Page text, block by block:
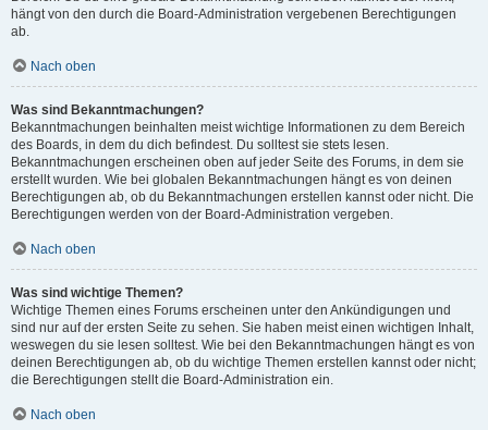
hängt von den durch die Board-Administration vergebenen Berechtigungen
ab.
Nach oben
Was sind Bekanntmachungen?
Bekanntmachungen beinhalten meist wichtige Informationen zu dem Bereich
des Boards, in dem du dich befindest. Du solltest sie stets lesen.
Bekanntmachungen erscheinen oben auf jeder Seite des Forums, in dem sie
erstellt wurden. Wie bei globalen Bekanntmachungen hängt es von deinen
Berechtigungen ab, ob du Bekanntmachungen erstellen kannst oder nicht. Die
Berechtigungen werden von der Board-Administration vergeben.
Nach oben
Was sind wichtige Themen?
Wichtige Themen eines Forums erscheinen unter den Ankündigungen und
sind nur auf der ersten Seite zu sehen. Sie haben meist einen wichtigen Inhalt,
weswegen du sie lesen solltest. Wie bei den Bekanntmachungen hängt es von
deinen Berechtigungen ab, ob du wichtige Themen erstellen kannst oder nicht;
die Berechtigungen stellt die Board-Administration ein.
Nach oben